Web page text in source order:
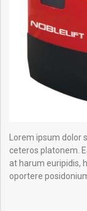
Lorem ipsum
ceteros platonem.
at harum euripidis,
oportere